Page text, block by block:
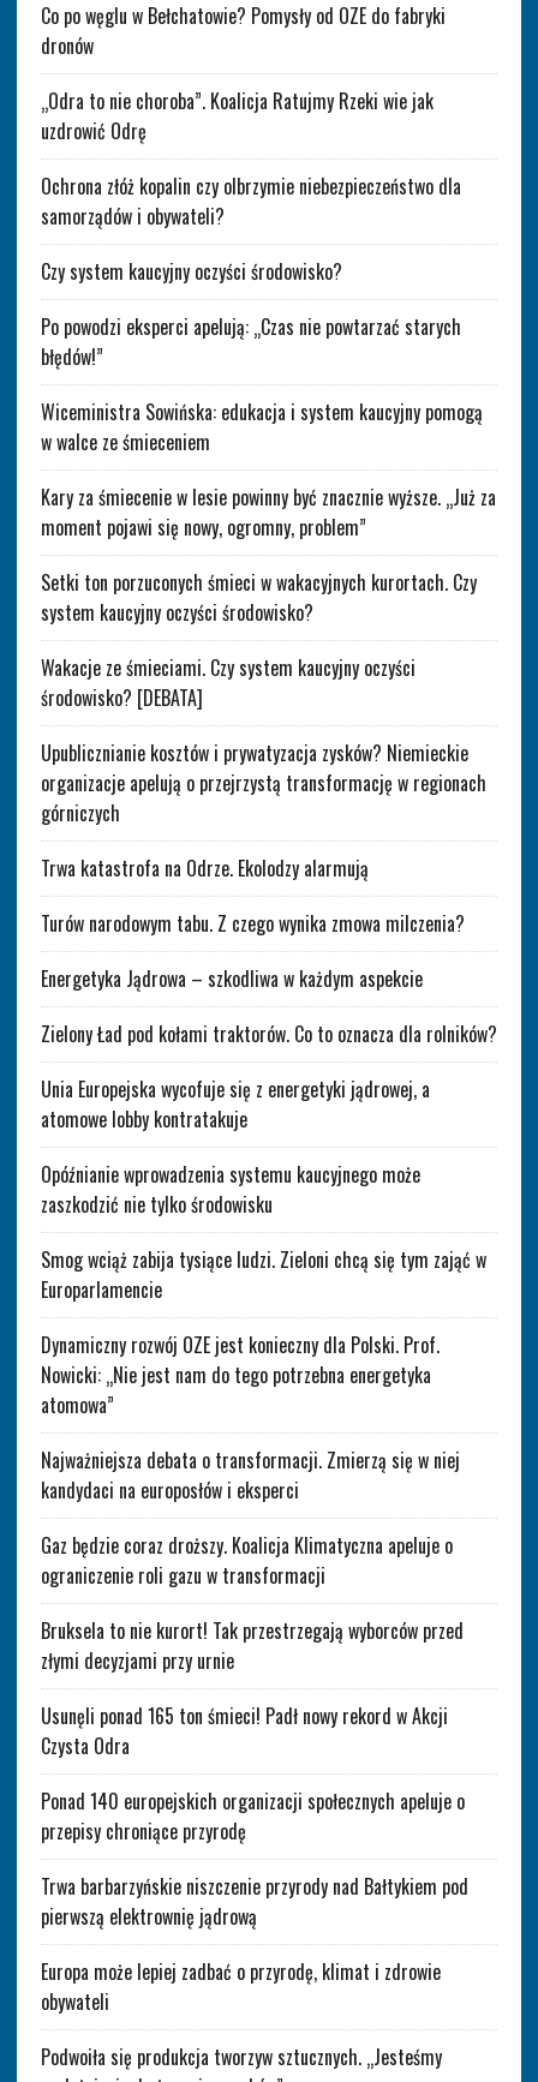
Co po węglu w Bełchatowie? Pomysły od OZE do fabryki
dronów
„Odra to nie choroba”. Koalicja Ratujmy Rzeki wie jak
uzdrowić Odrę
Ochrona złóż kopalin czy olbrzymie niebezpieczeństwo dla
samorządów i obywateli?
Czy system kaucyjny oczyści środowisko?
Po powodzi eksperci apelują: „Czas nie powtarzać starych
błędów!”
Wiceministra Sowińska: edukacja i system kaucyjny pomogą
w walce ze śmieceniem
Kary za śmiecenie w lesie powinny być znacznie wyższe. „Już za
moment pojawi się nowy, ogromny, problem”
Setki ton porzuconych śmieci w wakacyjnych kurortach. Czy
system kaucyjny oczyści środowisko?
Wakacje ze śmieciami. Czy system kaucyjny oczyści
środowisko? [DEBATA]
Upublicznianie kosztów i prywatyzacja zysków? Niemieckie
organizacje apelują o przejrzystą transformację w regionach
górniczych
Trwa katastrofa na Odrze. Ekolodzy alarmują
Turów narodowym tabu. Z czego wynika zmowa milczenia?
Energetyka Jądrowa – szkodliwa w każdym aspekcie
Zielony Ład pod kołami traktorów. Co to oznacza dla rolników?
Unia Europejska wycofuje się z energetyki jądrowej, a
atomowe lobby kontratakuje
Opóźnianie wprowadzenia systemu kaucyjnego może
zaszkodzić nie tylko środowisku
Smog wciąż zabija tysiące ludzi. Zieloni chcą się tym zająć w
Europarlamencie
Dynamiczny rozwój OZE jest konieczny dla Polski. Prof.
Nowicki: „Nie jest nam do tego potrzebna energetyka
atomowa”
Najważniejsza debata o transformacji. Zmierzą się w niej
kandydaci na europosłów i eksperci
Gaz będzie coraz droższy. Koalicja Klimatyczna apeluje o
ograniczenie roli gazu w transformacji
Bruksela to nie kurort! Tak przestrzegają wyborców przed
złymi decyzjami przy urnie
Usunęli ponad 165 ton śmieci! Padł nowy rekord w Akcji
Czysta Odra
Ponad 140 europejskich organizacji społecznych apeluje o
przepisy chroniące przyrodę
Trwa barbarzyńskie niszczenie przyrody nad Bałtykiem pod
pierwszą elektrownię jądrową
Europa może lepiej zadbać o przyrodę, klimat i zdrowie
obywateli
Podwoiła się produkcja tworzyw sztucznych. „Jesteśmy